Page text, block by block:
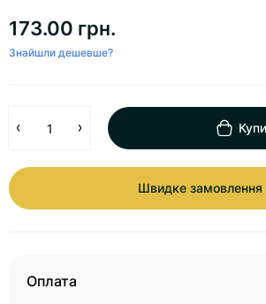
173.00 грн.
Знайшли дешевше?
Швидке замовлення
Оплата